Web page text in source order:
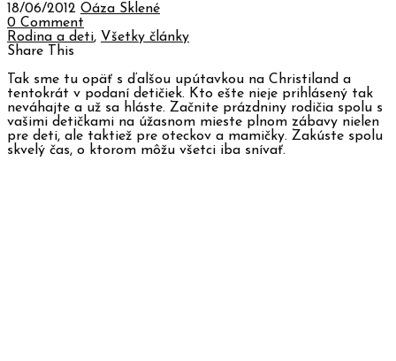
18/06/2012 Oáza Sklené
0 Comment
Rodina a deti, Všetky články
Share This
Tak sme tu opäť s ďalšou upútavkou na Christiland a
tentokrát v podaní detičiek. Kto ešte nieje prihlásený tak
neváhajte a už sa hláste. Začnite prázdniny rodičia spolu s
vašimi detičkami na úžasnom mieste plnom zábavy nielen
pre deti, ale taktiež pre oteckov a mamičky. Zakúste spolu
skvelý čas, o ktorom môžu všetci iba snívať.